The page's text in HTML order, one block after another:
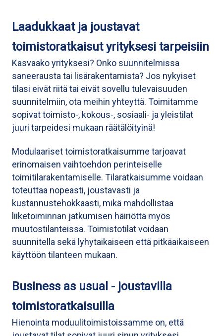
Laadukkaat ja joustavat
toimistoratkaisut yrityksesi tarpeisiin
Kasvaako yrityksesi? Onko suunnitelmissa
saneerausta tai lisärakentamista? Jos nykyiset
tilasi eivät riitä tai eivät sovellu tulevaisuuden
suunnitelmiin, ota meihin yhteyttä. Toimitamme
sopivat toimisto-, kokous-, sosiaali- ja yleistilat
juuri tarpeidesi mukaan räätälöityinä!
Modulaariset toimistoratkaisumme tarjoavat
erinomaisen vaihtoehdon perinteiselle
toimitilarakentamiselle. Tilaratkaisumme voidaan
toteuttaa nopeasti, joustavasti ja
kustannustehokkaasti, mikä mahdollistaa
liiketoiminnan jatkumisen häiriöttä myös
muutostilanteissa. Toimistotilat voidaan
suunnitella sekä lyhytaikaiseen että pitkäaikaiseen
käyttöön tilanteen mukaan.
Business as usual - joustavilla
toimistoratkaisuilla
Hienointa moduulitoimistoissamme on, että